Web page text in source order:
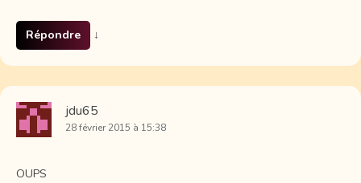
Répondre ↓
jdu65
28 février 2015 à 15:38
OUPS